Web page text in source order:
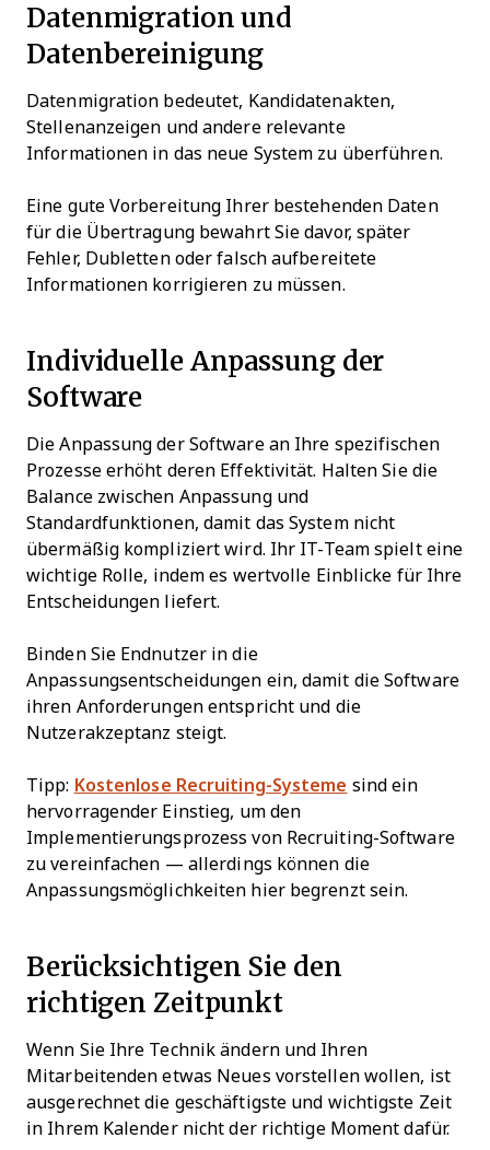
Datenmigration und
Datenbereinigung
Datenmigration bedeutet, Kandidatenakten,
Stellenanzeigen und andere relevante
Informationen in das neue System zu überführen.
Eine gute Vorbereitung Ihrer bestehenden Daten
für die Übertragung bewahrt Sie davor, später
Fehler, Dubletten oder falsch aufbereitete
Informationen korrigieren zu müssen.
Individuelle Anpassung der
Software
Die Anpassung der Software an Ihre spezifischen
Prozesse erhöht deren Effektivität. Halten Sie die
Balance zwischen Anpassung und
Standardfunktionen, damit das System nicht
übermäßig kompliziert wird. Ihr IT-Team spielt eine
wichtige Rolle, indem es wertvolle Einblicke für Ihre
Entscheidungen liefert.
Binden Sie Endnutzer in die
Anpassungsentscheidungen ein, damit die Software
ihren Anforderungen entspricht und die
Nutzerakzeptanz steigt.
Tipp: Kostenlose Recruiting-Systeme sind ein
hervorragender Einstieg, um den
Implementierungsprozess von Recruiting-Software
zu vereinfachen — allerdings können die
Anpassungsmöglichkeiten hier begrenzt sein.
Berücksichtigen Sie den
richtigen Zeitpunkt
Wenn Sie Ihre Technik ändern und Ihren
Mitarbeitenden etwas Neues vorstellen wollen, ist
ausgerechnet die geschäftigste und wichtigste Zeit
in Ihrem Kalender nicht der richtige Moment dafür.